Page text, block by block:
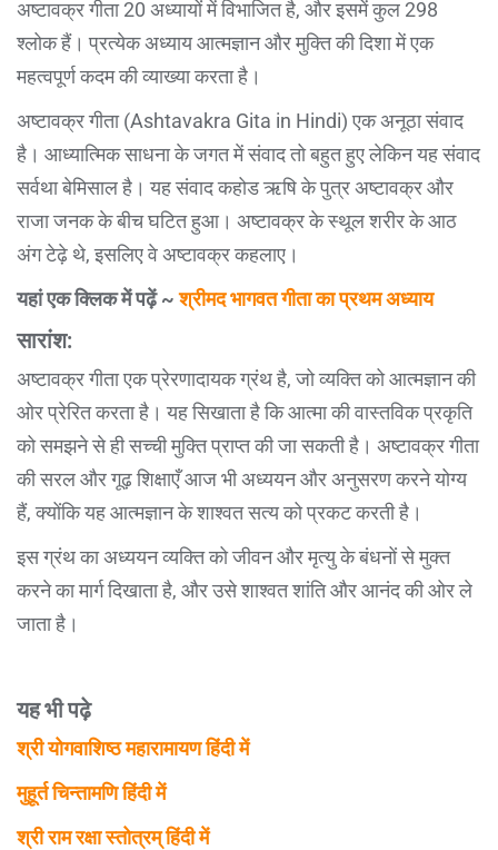
अष्टावक्र गीता 20 अध्यायों में विभाजित है, और इसमें कुल 298
श्लोक हैं। प्रत्येक अध्याय आत्मज्ञान और मुक्ति की दिशा में एक
महत्वपूर्ण कदम की व्याख्या करता है।
अष्टावक्र गीता (Ashtavakra Gita in Hindi) एक अनूठा संवाद
है। आध्यात्मिक साधना के जगत में संवाद तो बहुत हुए लेकिन यह संवाद
सर्वथा बेमिसाल है। यह संवाद कहोड ऋषि के पुत्र अष्टावक्र और
राजा जनक के बीच घटित हुआ। अष्टावक्र के स्थूल शरीर के आठ
अंग टेढ़े थे, इसलिए वे अष्टावक्र कहलाए।
यहां एक क्लिक में पढ़ें ~श्रीमद भागवत गीता का प्रथम अध्याय
सारांश:
अष्टावक्र गीता एक प्रेरणादायक ग्रंथ है, जो व्यक्ति को आत्मज्ञान की
ओर प्रेरित करता है। यह सिखाता है कि आत्मा की वास्तविक प्रकृति
को समझने से ही सच्ची मुक्ति प्राप्त की जा सकती है। अष्टावक्र गीता
की सरल और गूढ़ शिक्षाएँ आज भी अध्ययन और अनुसरण करने योग्य
हैं, क्योंकि यह आत्मज्ञान के शाश्वत सत्य को प्रकट करती है।
इस ग्रंथ का अध्ययन व्यक्ति को जीवन और मृत्यु के बंधनों से मुक्त
करने का मार्ग दिखाता है, और उसे शाश्वत शांति और आनंद की ओर ले
जाता है।
यह भी पढ़े
श्री योगवाशिष्ठ महारामायण हिंदी में
मुहूर्त चिन्तामणि हिंदी में
श्री राम रक्षा स्तोत्रम् हिंदी में